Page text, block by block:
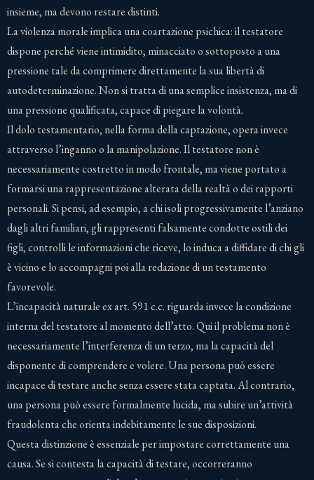
insieme, ma devono restare distinti.
La violenza morale implica una coartazione psichica: il testatore
dispone perché viene intimidito, minacciato o sottoposto a una
pressione tale da comprimere direttamente la sua libertà di
autodeterminazione. Non si tratta di una semplice insistenza, ma di
una pressione qualificata, capace di piegare la volontà.
Il dolo testamentario, nella forma della captazione, opera invece
attraverso l’inganno o la manipolazione. Il testatore non è
necessariamente costretto in modo frontale, ma viene portato a
formarsi una rappresentazione alterata della realtà o dei rapporti
personali. Si pensi, ad esempio, a chi isoli progressivamente l’anziano
dagli altri familiari, gli rappresenti falsamente condotte ostili dei
figli, controlli le informazioni che riceve, lo induca a diffidare di chi gli
è vicino e lo accompagni poi alla redazione di un testamento
favorevole.
L’incapacità naturale ex art. 591 c.c. riguarda invece la condizione
interna del testatore al momento dell’atto. Qui il problema non è
necessariamente l’interferenza di un terzo, ma la capacità del
disponente di comprendere e volere. Una persona può essere
incapace di testare anche senza essere stata captata. Al contrario,
una persona può essere formalmente lucida, ma subire un’attività
fraudolenta che orienta indebitamente le sue disposizioni.
Questa distinzione è essenziale per impostare correttamente una
causa. Se si contesta la capacità di testare, occorreranno